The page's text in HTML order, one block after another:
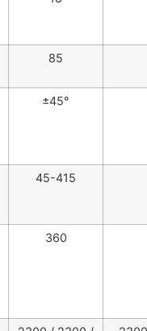
85
±45°
45-415
360